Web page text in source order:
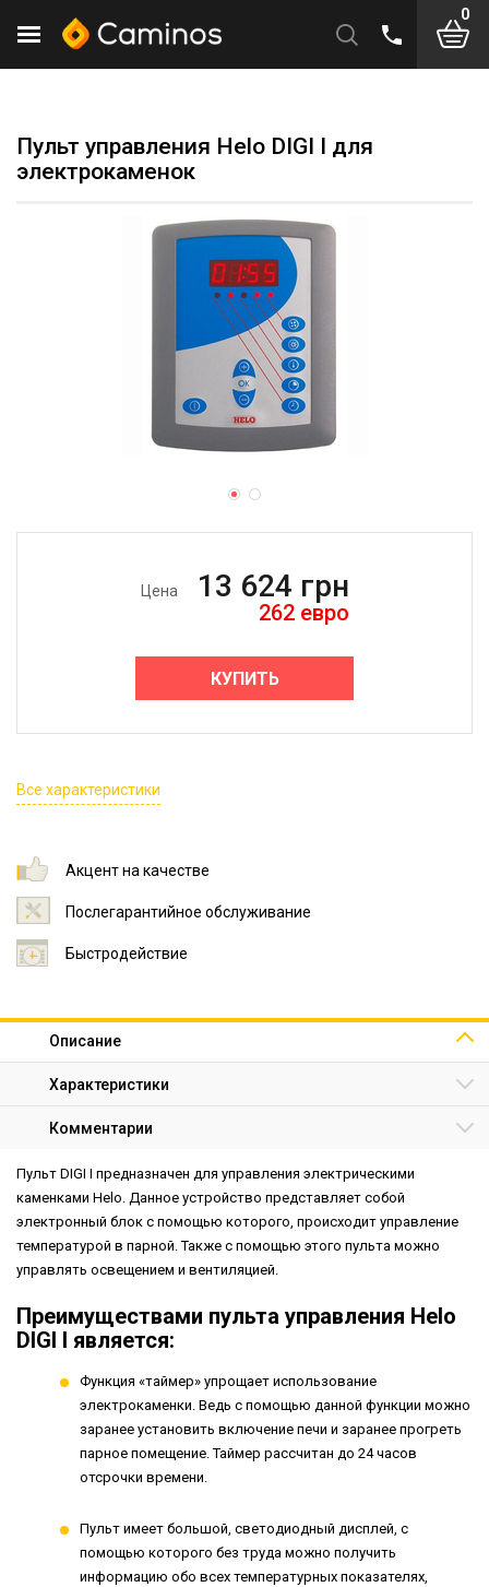
0
Пульт управления Helo DIGI I для
электрокаменок
Цена 13 624 грн
262 евро
КУПИТЬ
Все характеристики
Акцент на качестве
Послегарантийное обслуживание
Быстродействие
Описание
Характеристики
Комментарии
Пульт DIGI I предназначен для управления электрическими
каменками Helo. Данное устройство представляет собой
электронный блок с помощью которого, происходит управление
температурой в парной. Также с помощью этого пульта можно
управлять освещением и вентиляцией.
Преимуществами пульта управления Helo
DIGI I является:
Функция «таймер» упрощает использование
электрокаменки. Ведь с помощью данной функции можно
заранее установить включение печи и заранее прогреть
парное помещение. Таймер рассчитан до 24 часов
отсрочки времени.
Пульт имеет большой, светодиодный дисплей, с
помощью которого без труда можно получить
информацию обо всех температурных показателях,